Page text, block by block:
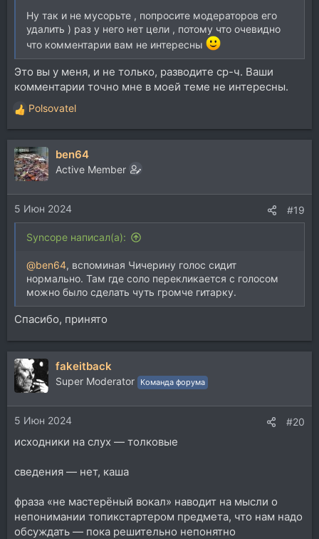
Ну так и не мусорьте , попросите модераторов его
удалить ) раз у него нет цели , потому что очевидно
что комментарии вам не интересны
Это вы у меня, и не только, разводите ср-ч. Ваши
комментарии точно мне в моей теме не интересны.
Р
е
а
к
ц
и
и
:
Polsovatel
ben64
Active Member
5 Июн 2024 #19
Syncope написал(а):
@ben64, вспоминая Чичерину голос сидит
нормально. Там где соло перекликается с голосом
можно было сделать чуть громче гитарку.
Спасибо, принято
fakeitback
Super Moderator Команда форума
5 Июн 2024 #20
исходники на слух — толковые
сведения — нет, каша
фраза «не мастерёный вокал» наводит на мысли о
непонимании топикстартером предмета, что нам надо
обсуждать — пока решительно непонятно